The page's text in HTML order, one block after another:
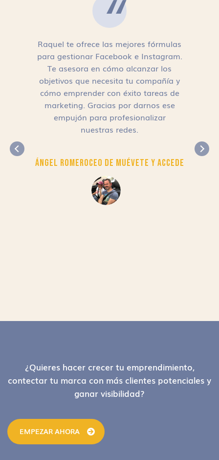
Raquel te ofrece las mejores fórmulas
para gestionar Facebook e Instagram.
Te asesora en cómo alcanzar los
objetivos que necesita tu compañía y
cómo emprender con éxito tareas de
marketing. Gracias por darnos ese
empujón para profesionalizar
nuestras redes.
Ángel RomeroCEO de Muévete y Accede
Footer¿Quieres hacer crecer tu emprendimiento,
contectar tu marca con más clientes potenciales y
ganar visibilidad?
EMPEZAR AHORA